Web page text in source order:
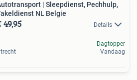
| Sleepdienst, Pechhulp,
NL Belgie
49,95 Details
Dagtopper
Vandaag